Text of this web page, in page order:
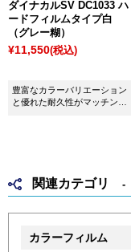
ダイナカルSV DC1033 ハ
ードフィルムタイプ白
（グレー糊）
¥11,550(税込)
豊富なカラーバリエーション
と優れた耐久性がマッチング
関連カテゴリ
カラーフィルム